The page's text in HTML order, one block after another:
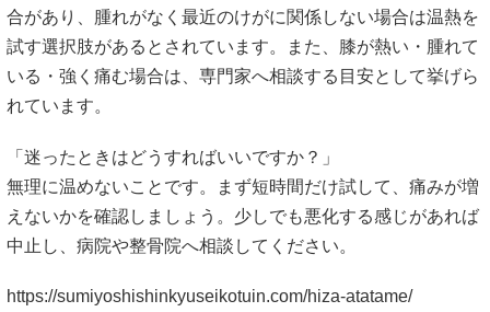
合があり、腫れがなく最近のけがに関係しない場合は温熱を
試す選択肢があるとされています。また、膝が熱い・腫れて
いる・強く痛む場合は、専門家へ相談する目安として挙げら
れています。
「迷ったときはどうすればいいですか？」
無理に温めないことです。まず短時間だけ試して、痛みが増
えないかを確認しましょう。少しでも悪化する感じがあれば
中止し、病院や整骨院へ相談してください。
https://sumiyoshishinkyuseikotuin.com/hiza-atatame/